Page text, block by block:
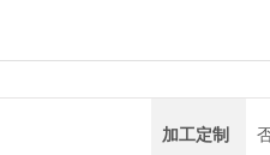
加工定制